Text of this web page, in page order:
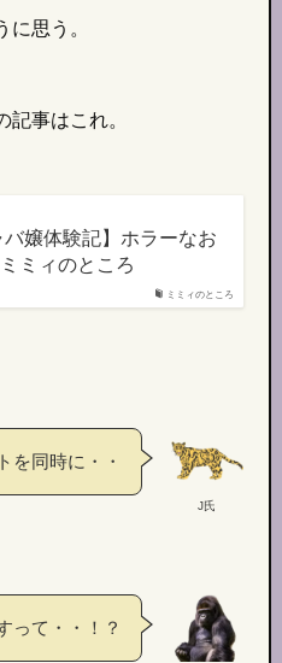
に思う。
記事はこれ。
ミミィのところ
バ嬢体験記】ホラーなお
ミィのところ
J氏
を同時に・・
って・・！？